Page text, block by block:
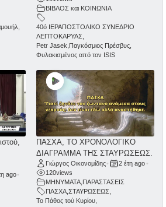
ΒΙΒΛΟΣ και ΚΟΙΝΩΝΙΑ
40ό ΙΕΡΑΠΟΣΤΟΛΙΚΟ ΣΥΝΕΔΡΙΟ
ΛΕΠΤΟΚΑΡΥΑΣ
Petr Jasek Παγκόσμιος Πρέσβυς,
Φυλακισμένος από τον ISIS
ago•
ΠΑΣΧΑ, ΤΟ ΧΡΟΝΟΛΟΓΙΚΟ
ΔΙΑΓΡΑΜΜΑ ΤΗΣ ΣΤΑΥΡΩΣΕΩΣ.
Γιώργος Οικονομίδης• 2 έτη ago •
120views
ΜΗΝΥΜΑΤΑ, ΠΑΡΑΣΤΑΣΕΙΣ
ΠΑΣΧΑ, ΣΤΑΥΡΩΣΕΩΣ
Το Πάθος τού Κυρίου,